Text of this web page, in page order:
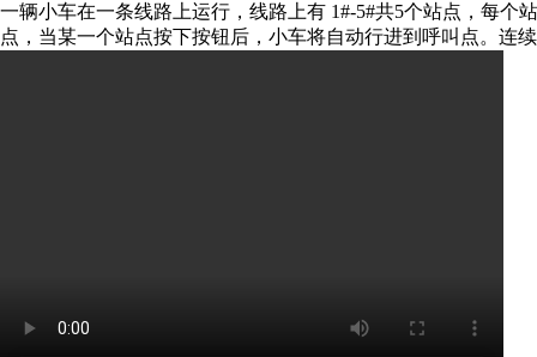
一辆小车在一条线路上运行，线路上有 1#-5#共5个站点，每
点，当某一个站点按下按钮后，小车将自动行进到呼叫点。连